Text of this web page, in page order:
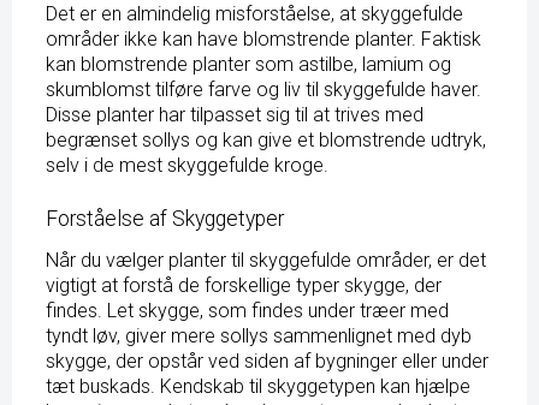
Det er en almindelig misforståelse, at skyggefulde
områder ikke kan have blomstrende planter. Faktisk
kan blomstrende planter som astilbe, lamium og
skumblomst tilføre farve og liv til skyggefulde haver.
Disse planter har tilpasset sig til at trives med
begrænset sollys og kan give et blomstrende udtryk,
selv i de mest skyggefulde kroge.
Forståelse af Skyggetyper
Når du vælger planter til skyggefulde områder, er det
vigtigt at forstå de forskellige typer skygge, der
findes. Let skygge, som findes under træer med
tyndt løv, giver mere sollys sammenlignet med dyb
skygge, der opstår ved siden af bygninger eller under
tæt buskads. Kendskab til skyggetypen kan hjælpe